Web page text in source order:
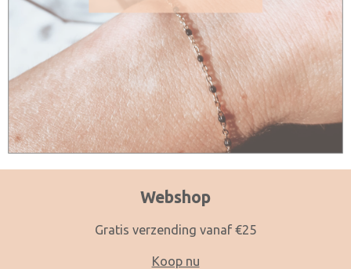
Webshop
Gratis verzending vanaf €25
Koop nu